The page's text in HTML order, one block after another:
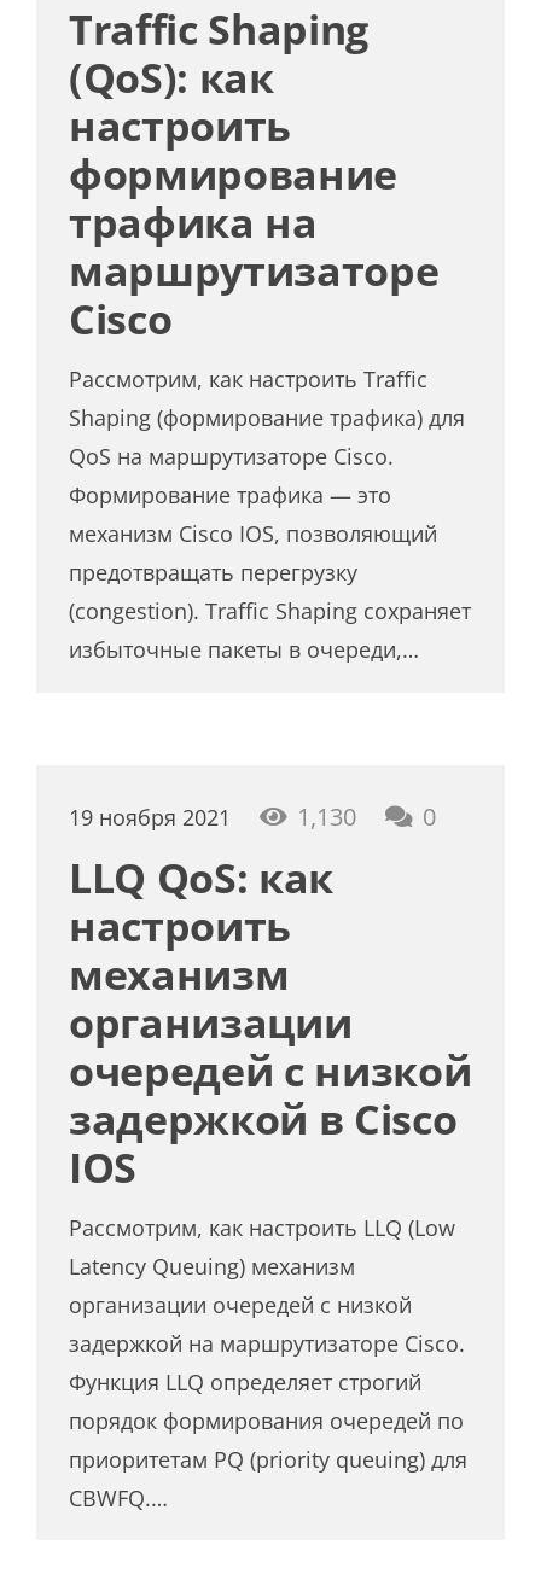
Traffic Shaping
(QoS): как
настроить
формирование
трафика на
маршрутизаторе
Cisco
Рассмотрим, как настроить Traffic
Shaping (формирование трафика) для
QoS на маршрутизаторе Cisco.
Формирование трафика — это
механизм Cisco IOS, позволяющий
предотвращать перегрузку
(congestion). Traffic Shaping сохраняет
избыточные пакеты в очереди,…
19 ноября 2021 1,130 0
LLQ QoS: как
настроить
механизм
организации
очередей с низкой
задержкой в Cisco
IOS
Рассмотрим, как настроить LLQ (Low
Latency Queuing) механизм
организации очередей с низкой
задержкой на маршрутизаторе Cisco.
Функция LLQ определяет строгий
порядок формирования очередей по
приоритетам PQ (priority queuing) для
CBWFQ.…